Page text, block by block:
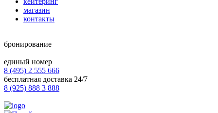
магазин
контакты
бронирование
единый номер
8 (495) 2 555 666
бесплатная доставка 24/7
8 (925) 888 3 888